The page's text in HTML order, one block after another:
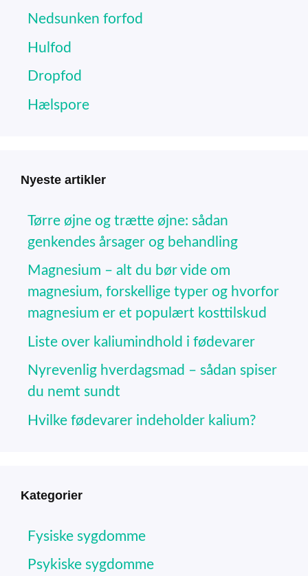
Nedsunken forfod
Hulfod
Dropfod
Hælspore
Nyeste artikler
Tørre øjne og trætte øjne: sådan
genkendes årsager og behandling
Magnesium – alt du bør vide om
magnesium, forskellige typer og hvorfor
magnesium er et populært kosttilskud
Liste over kaliumindhold i fødevarer
Nyrevenlig hverdagsmad – sådan spiser
du nemt sundt
Hvilke fødevarer indeholder kalium?
Kategorier
Fysiske sygdomme
Psykiske sygdomme